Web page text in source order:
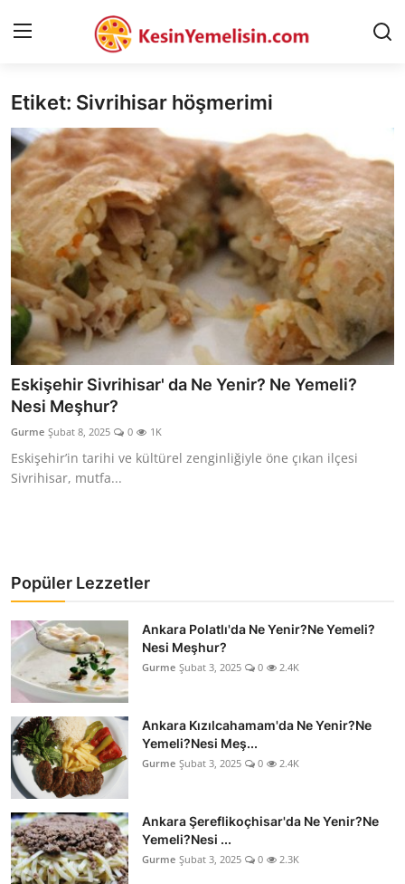
AnaSayfa
Gizlilik Sözleşmesi
Rüya Tabirleri
Diyet & Sağlıklı Beslenme
İletişim
Şehirler
Helal Gıda & Dini Hükümler
Gıda Güvenliği & Bilimi
Kalori & Diyet Rehberi
Mutfak Püf Noktaları & İpuçları
İçecek Kültürü & Barista
Yöresel Tarifler & Ev Yemekleri
Gıda Güvenliği & Sağlık
İçecek Kültürü & Rehberleri
Popüler Kültür & Mutfak Tarihi
Mutfak Temizliği & Pratik Bilgiler
Anne & Bebek Beslenmesi
Mutfak Sırları & Teknikler
Etiket: Sivrihisar höşmerimi
Eskişehir Sivrihisar' da Ne Yenir? Ne Yemeli?
Nesi Meşhur?
Gurme Şubat 8, 2025 0 1K
Eskişehir’in tarihi ve kültürel zenginliğiyle öne çıkan ilçesi
Sivrihisar, mutfa...
Popüler Lezzetler
Ankara Polatlı'da Ne Yenir?Ne Yemeli?
Nesi Meşhur?
Gurme Şubat 3, 2025 0 2.4K
Ankara Kızılcahamam'da Ne Yenir?Ne
Yemeli?Nesi Meş...
Gurme Şubat 3, 2025 0 2.4K
Ankara Şereflikoçhisar'da Ne Yenir?Ne
Yemeli?Nesi ...
Gurme Şubat 3, 2025 0 2.3K